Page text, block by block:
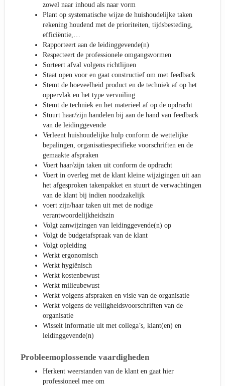
zowel naar inhoud als naar vorm
Plant op systematische wijze de huishoudelijke taken
rekening houdend met de prioriteiten, tijdsbesteding,
efficiëntie,…
Rapporteert aan de leidinggevende(n)
Respecteert de professionele omgangsvormen
Sorteert afval volgens richtlijnen
Staat open voor en gaat constructief om met feedback
Stemt de hoeveelheid product en de techniek af op het
oppervlak en het type vervuiling
Stemt de techniek en het materieel af op de opdracht
Stuurt haar/zijn handelen bij aan de hand van feedback
van de leidinggevende
Verleent huishoudelijke hulp conform de wettelijke
bepalingen, organisatiespecifieke voorschriften en de
gemaakte afspraken
Voert haar/zijn taken uit conform de opdracht
Voert in overleg met de klant kleine wijzigingen uit aan
het afgesproken takenpakket en stuurt de verwachtingen
van de klant bij indien noodzakelijk
voert zijn/haar taken uit met de nodige
verantwoordelijkheidszin
Volgt aanwijzingen van leidinggevende(n) op
Volgt de budgetafspraak van de klant
Volgt opleiding
Werkt ergonomisch
Werkt hygiënisch
Werkt kostenbewust
Werkt milieubewust
Werkt volgens afspraken en visie van de organisatie
Werkt volgens de veiligheidsvoorschriften van de
organisatie
Wisselt informatie uit met collega’s, klant(en) en
leidinggevende(n)
Probleemoplossende vaardigheden
Herkent weerstanden van de klant en gaat hier
professioneel mee om